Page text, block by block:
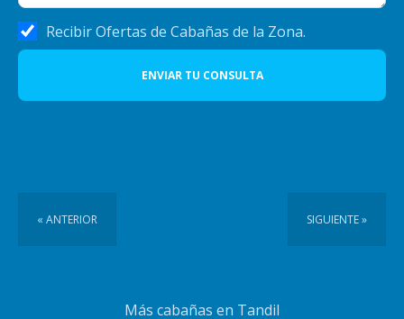
Recibir Ofertas de Cabañas de la Zona.
ENVIAR TU CONSULTA
« ANTERIOR SIGUIENTE »
Más cabañas en Tandil